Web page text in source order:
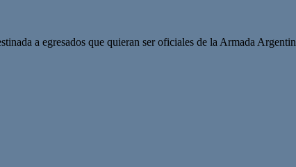
a egresados que quieran ser oficiales de la Armada